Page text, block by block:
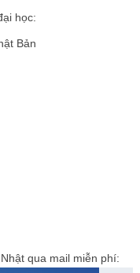
học:
Bản
qua mail miễn phí: